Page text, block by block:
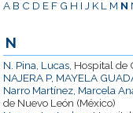
A B C D E F G H I J K L M N
N
N. Pina, Lucas, Hospital de
NAJERA P, MAYELA
Narro Martínez, Marcela
de Nuevo León (México)